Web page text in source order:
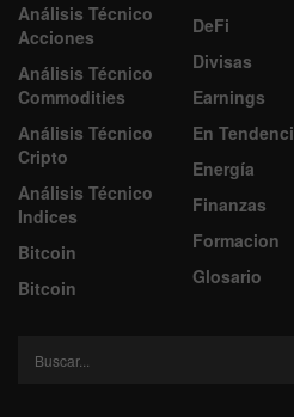
Análisis Técnico
Acciones
Análisis Técnico
Commodities
Análisis Técnico
Cripto
Análisis Técnico
Indices
Bitcoin
Bitcoin
DeFi
Divisas
Earnings
En
Energía
Finanzas
Formacion
Glosario